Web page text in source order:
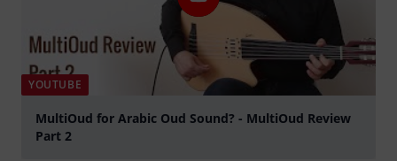
YOUTUBE
MultiOud for Arabic Oud Sound? - MultiOud Review
Part 2